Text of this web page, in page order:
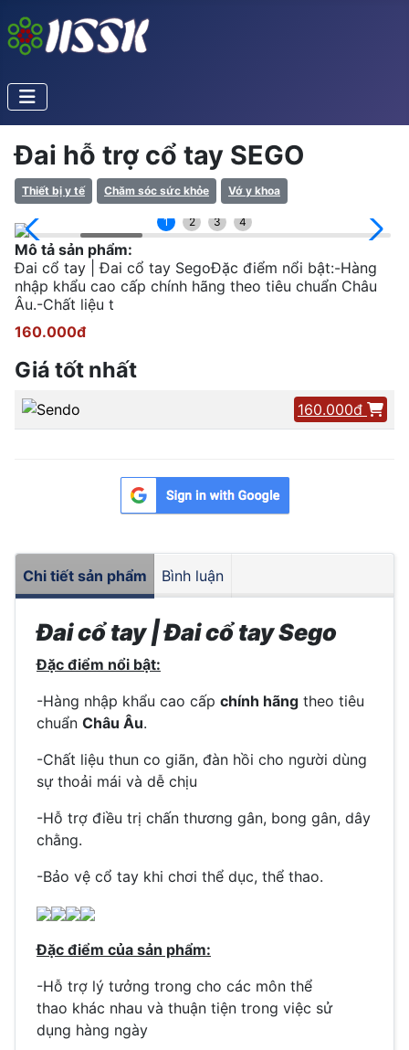
Đai hỗ trợ cổ tay SEGO
Thiết bị y tế Chăm sóc sức khỏe Vớ y khoa
1 2 3 4
Mô tả sản phẩm:
Đai cổ tay | Đai cổ tay SegoĐặc điểm nổi bật:-Hàng
nhập khẩu cao cấp chính hãng theo tiêu chuẩn Châu
Âu.-Chất liệu t
160.000đ
Giá tốt nhất
160.000đ
Chi tiết sản phẩm Bình luận
Đai cổ tay | Đai cổ tay Sego
Đặc điểm nổi bật:
-Hàng nhập khẩu cao cấp chính hãng theo tiêu
chuẩn Châu Âu.
-Chất liệu thun co giãn, đàn hồi cho người dùng
sự thoải mái và dễ chịu
-Hỗ trợ điều trị chấn thương gân, bong gân, dây
chằng.
-Bảo vệ cổ tay khi chơi thể dục, thể thao.
Đặc điểm của sản phẩm:
-Hỗ trợ lý tưởng trong cho các môn thể
thao khác nhau và thuận tiện trong việc sử
dụng hàng ngày